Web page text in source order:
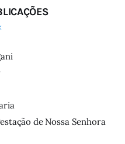
de Nossa Senhora